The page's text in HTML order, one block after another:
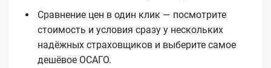
Сравнение цен в один клик — посмотрите
стоимость и условия сразу у нескольких
надёжных страховщиков и выберите самое
дешёвое ОСАГО.